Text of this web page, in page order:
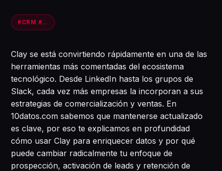
#CRM #Prospección #Gaming
Clay se está convirtiendo rápidamente en una de las
herramientas más comentadas del ecosistema
tecnológico. Desde LinkedIn hasta los grupos de
Slack, cada vez más empresas la incorporan a sus
estrategias de comercialización y ventas. En
10datos.com sabemos que mantenerse actualizado
es clave, por eso te explicamos en profundidad
cómo usar Clay para enriquecer datos y por qué
puede cambiar radicalmente tu enfoque de
prospección, activación de leads y retención de